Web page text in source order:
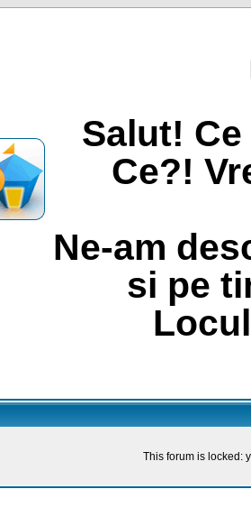
Salut!
Ce?!
Ne-am
si pe
This forum is locked: